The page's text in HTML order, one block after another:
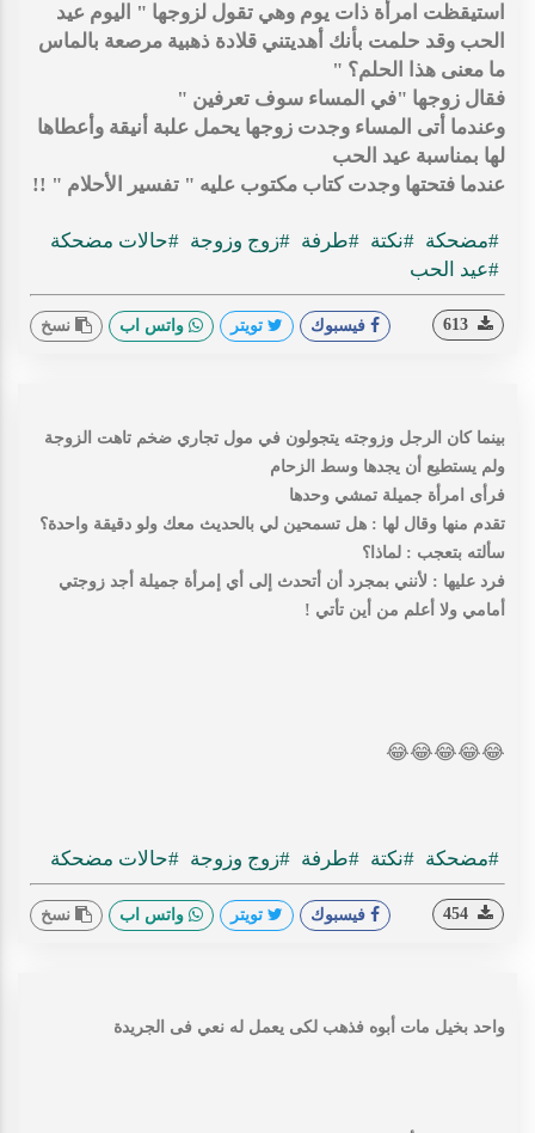
استيقظت امرأة ذات يوم وهي تقول لزوجها " اليوم عيد
الحب وقد حلمت بأنك أهديتني قلادة ذهبية مرصعة بالماس
ما معنى هذا الحلم؟ "
فقال زوجها "في المساء سوف تعرفين "
وعندما أتى المساء وجدت زوجها يحمل علبة أنيقة وأعطاها
لها بمناسبة عيد الحب
عندما فتحتها وجدت كتاب مكتوب عليه " تفسير الأحلام " !!
#مضحكة #نكتة #طرفة #زوج وزوجة #حالات مضحكة
#عيد الحب
فيسبوك تويتر واتس اب نسخ
بينما كان الرجل وزوجته يتجولون في مول تجاري ضخم تاهت الزوجة
ولم يستطيع أن يجدها وسط الزحام
فرأى امرأة جميلة تمشي وحدها
تقدم منها وقال لها : هل تسمحين لي بالحديث معك ولو دقيقة واحدة؟
سألته بتعجب : لماذا؟
فرد عليها : لأنني بمجرد أن أتحدث إلى أي إمرأة جميلة أجد زوجتي
أمامي ولا أعلم من أين تأتي !
😂
😂
😂
😂
😂
#مضحكة #نكتة #طرفة #زوج وزوجة #حالات مضحكة
فيسبوك تويتر واتس اب نسخ
واحد بخيل مات أبوه فذهب لكى يعمل له نعي فى الجريدة